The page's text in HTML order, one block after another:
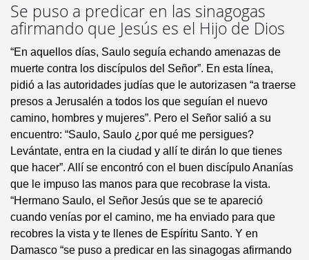
Se puso a predicar en las sinagogas
afirmando que Jesús es el Hijo de Dios
“En aquellos días, Saulo seguía echando amenazas de
muerte contra los discípulos del Señor”. En esta línea,
pidió a las autoridades judías que le autorizasen “a traerse
presos a Jerusalén a todos los que seguían el nuevo
camino, hombres y mujeres”. Pero el Señor salió a su
encuentro: “Saulo, Saulo ¿por qué me persigues?
Levántate, entra en la ciudad y allí te dirán lo que tienes
que hacer”. Allí se encontró con el buen discípulo Ananías
que le impuso las manos para que recobrase la vista.
“Hermano Saulo, el Señor Jesús que se te apareció
cuando venías por el camino, me ha enviado para que
recobres la vista y te llenes de Espíritu Santo. Y en
Damasco “se puso a predicar en las sinagogas afirmando